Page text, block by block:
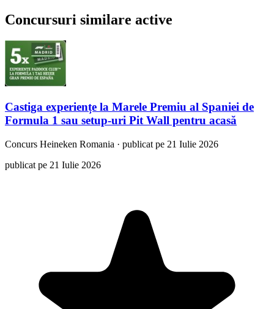
Concursuri similare active
Castiga experiențe la Marele Premiu al Spaniei de
Formula 1 sau setup-uri Pit Wall pentru acasă
Concurs Heineken Romania · publicat pe 21 Iulie 2026
publicat pe 21 Iulie 2026